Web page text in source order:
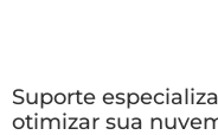
Suporte
otimizar sua